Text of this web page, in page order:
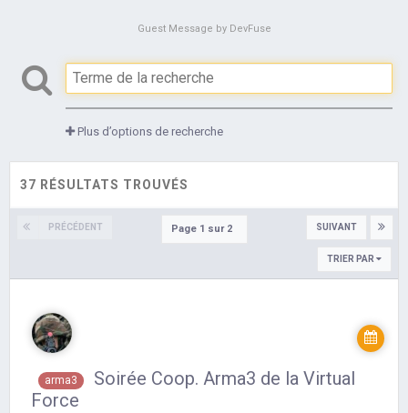
Guest Message by DevFuse
Plus d’options de recherche
37 RÉSULTATS TROUVÉS
PRÉCÉDENT SUIVANT
Page 1 sur 2
TRIER PAR
arma3
Soirée Coop. Arma3 de la Virtual
Force